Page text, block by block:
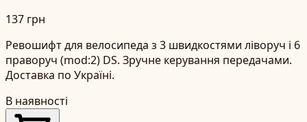
137 грн
Ревошифт для велосипеда з 3 швидкостями ліворуч і 6
праворуч (mod:2) DS. Зручне керування передачами.
Доставка по Україні.
В наявності